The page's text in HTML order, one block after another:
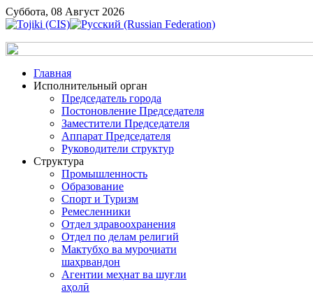
Суббота, 08 Август 2026
Главная
Исполнительный орган
Председатель города
Постоновление Председателя
Заместители Председателя
Аппарат Председателя
Руководители структур
Структура
Промышленность
Образование
Спорт и Туризм
Ремесленники
Отдел здравоохранения
Отдел по делам религий
Мактубҳо ва муроҷиати
шаҳрвандон
Агентии меҳнат ва шуғли
аҳолӣ